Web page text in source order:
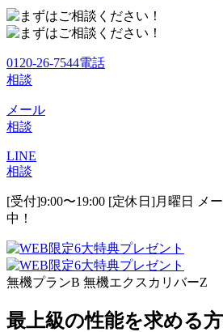
0120-26-7544電話
相談
メール
相談
LINE
相談
[受付]9:00〜19:00 [定休日]月曜日
メ
中！
無機プランB 無機エクスカリバーZ
最上級の性能を求める